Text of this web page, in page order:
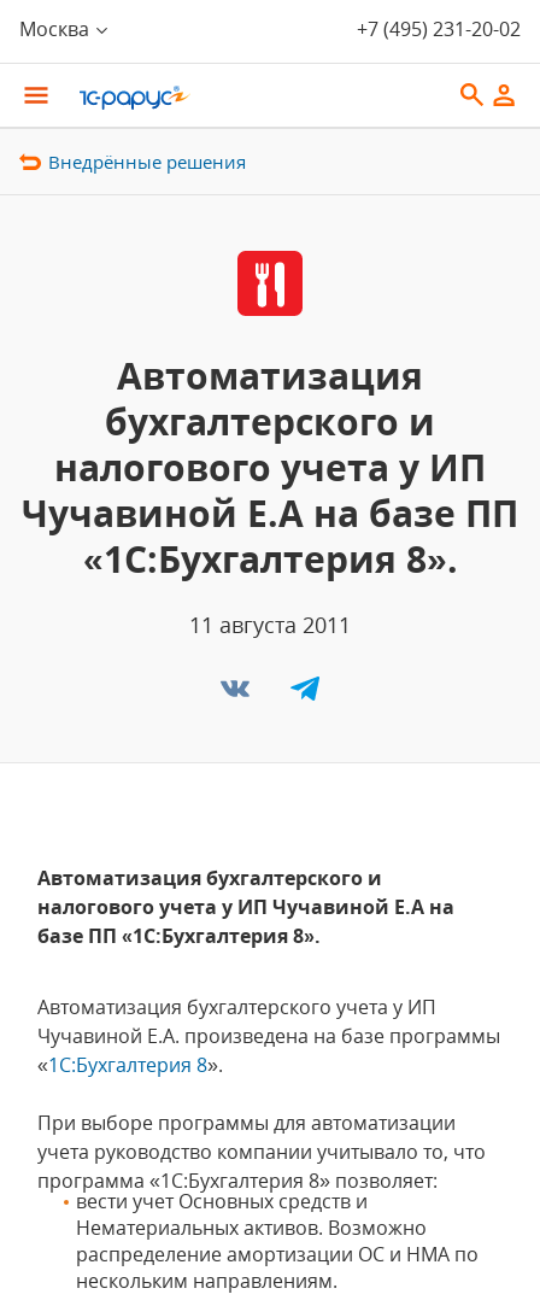
Москва +7 (495) 231-20-02
Внедрённые решения
Автоматизация
бухгалтерского и
налогового учета у ИП
Чучавиной Е.А на базе ПП
«1С:Бухгалтерия 8».
11 августа 2011
Автоматизация бухгалтерского и
налогового учета у ИП Чучавиной Е.А на
базе ПП «1С:Бухгалтерия 8».
Автоматизация бухгалтерского учета у ИП
Чучавиной Е.А. произведена на базе программы
«1С:Бухгалтерия 8».
При выборе программы для автоматизации
учета руководство компании учитывало то, что
программа «1С:Бухгалтерия 8» позволяет:
вести учет Основных средств и
Нематериальных активов. Возможно
распределение амортизации ОС и НМА по
нескольким направлениям.